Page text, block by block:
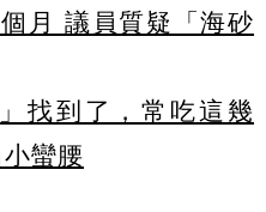
月 議員質疑「海砂
找到了，常吃這幾
蠻腰